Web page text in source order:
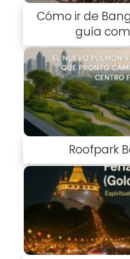
Cómo ir de
guía
Roofpark